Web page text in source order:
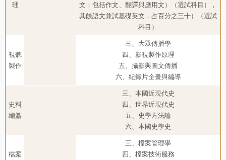
理
文；包括作文、翻譯與應用文）（選試科目），
其餘語文兼試基礎英文，占百分之三十）（選試
科目）
視聽
製作
三、大眾傳播學
四、影視製作原理
五、攝影與圖文傳播
六、紀錄片企畫與編導
史料
編纂
三、本國近現代史
四、世界近現代史
五、史學方法論
六、本國史學史
檔案
三、檔案管理學
四、檔案技術服務